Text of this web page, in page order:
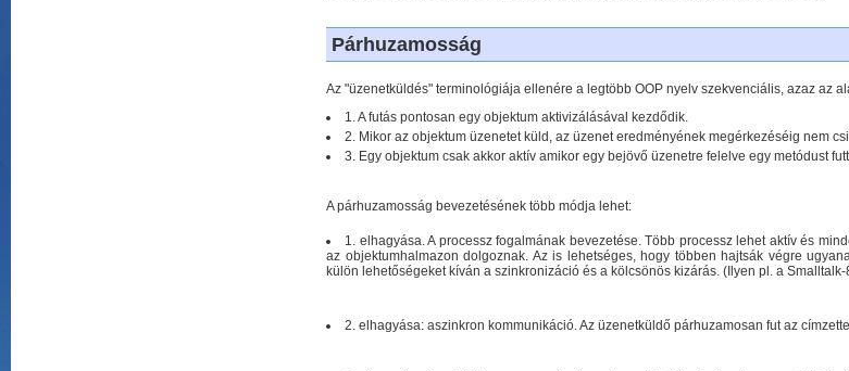
Párhuzamosság
Az "üzenetküldés" terminológiája ellenére a legtöbb OOP nyelv szekvenciális, azaz az
1. A futás pontosan egy objektum aktivizálásával kezdődik.
2. Mikor az objektum üzenetet küld, az üzenet eredményének megérkezéséig nem
3. Egy objektum csak akkor aktív amikor egy bejövő üzenetre felelve egy metódust
A párhuzamosság bevezetésének több módja lehet:
1. elhagyása. A processz fogalmának bevezetése. Több processz lehet aktív és
az objektumhalmazon dolgoznak. Az is lehetséges, hogy többen hajtsák végre
külön lehetőségeket kíván a szinkronizáció és a kölcsönös kizárás. (Ilyen pl. a
2. elhagyása: aszinkron kommunikáció. Az üzenetküldő párhuzamosan fut az